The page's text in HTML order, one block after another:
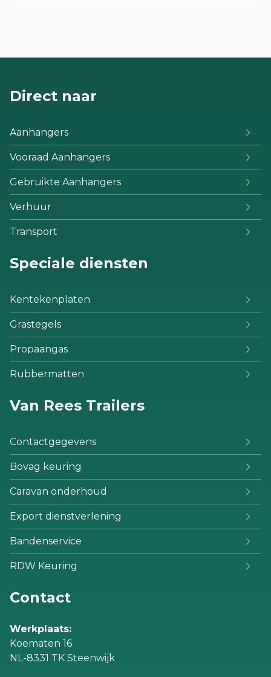
Direct naar
Aanhangers
Vooraad Aanhangers
Gebruikte Aanhangers
Verhuur
Transport
Speciale diensten
Kentekenplaten
Grastegels
Propaangas
Rubbermatten
Van Rees Trailers
Contactgegevens
Bovag keuring
Caravan onderhoud
Export dienstverlening
Bandenservice
RDW Keuring
Contact
Werkplaats:
Koematen 16
NL-8331 TK Steenwijk